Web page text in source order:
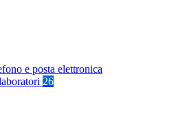
e posta elettronica
26